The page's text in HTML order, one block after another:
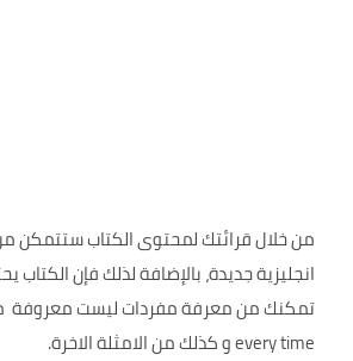
من خلال قرائتك لمحتوى الكتاب ستتمكن
انجليزية جديدة، بالإضافة لذلك فإن
every time و كذلك من الامثلة الاخرة.